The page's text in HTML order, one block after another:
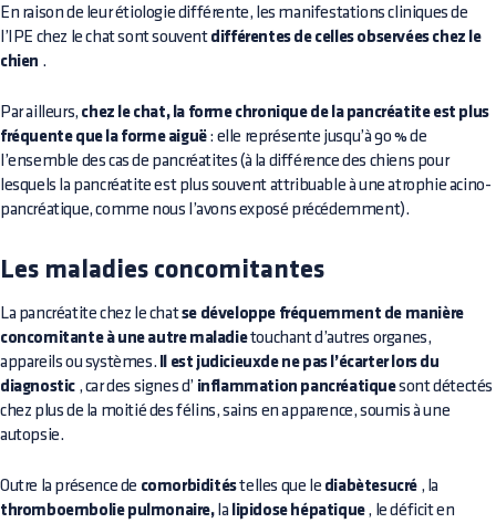
En raison de leur étiologie différente, les manifestations cliniques de
l’IPE chez le chat sont souvent différentes de celles observées chez le
chien .
Par ailleurs, chez le chat, la forme chronique de la pancréatite est plus
fréquente que la forme aiguë: elle représente jusqu’à 90 % de
l’ensemble des cas de pancréatites (à la différence des chiens pour
lesquels la pancréatite est plus souvent attribuable à une atrophie acino-
pancréatique, comme nous l’avons exposé précédemment).
Les maladies concomitantes
La pancréatite chez le chatse développe fréquemment de manière
concomitante à une autre maladietouchant d’autres organes,
appareils ou systèmes.
Il est judicieuxde ne pas l’écarter lors du
diagnostic , car des signes d’ inflammation pancréatiquesont détectés
chez plus de la moitié des félins, sains en apparence, soumis à une
autopsie.
Outre la présence de comorbiditéstelles que le diabètesucré , la
thromboembolie pulmonaire,la lipidose hépatique, le déficit en